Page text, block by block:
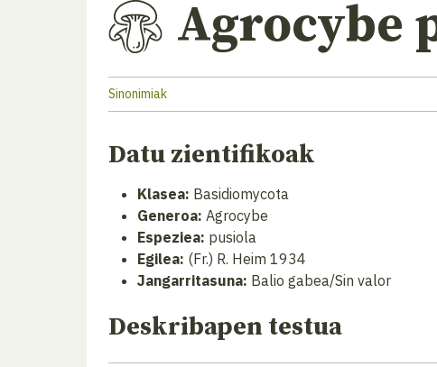
Agrocybe
Sinonimiak
Datu zientifikoak
Klasea: Basidiomycota
Generoa: Agrocybe
Espeziea: pusiola
Egilea: (Fr.) R. Heim 1934
Jangarritasuna: Balio gabea/Sin valor
Deskribapen testua